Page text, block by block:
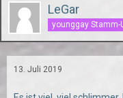
LeGar
younggay Stamm-
13. Juli 2019